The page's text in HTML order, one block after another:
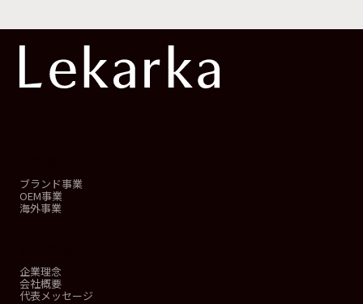
ブランド事業
OEM事業
海外事業
企業理念
会社概要
代表メッセージ